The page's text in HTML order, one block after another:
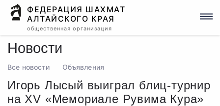
ФЕДЕРАЦИЯ ШАХМАТ
АЛТАЙСКОГО КРАЯ
общественная организация
Новости
Все новости Объявления
Игорь Лысый выиграл блиц-турнир
на XV «Мемориале Рувима Кура»